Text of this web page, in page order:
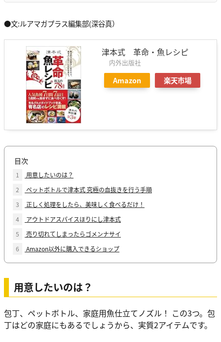
●文:ルアマガプラス編集部(深谷真）
津本式 革命・魚レシピ
内外出版社
Amazon 楽天市場
目次
1
用意したいのは？
2
ペットボトルで津本式 究極の血抜きを行う手順
3
正しく処理をしたら、美味しく食べるだけ！
4
アウトドアスパイスほりにし津本式
5
売り切れてしまったらゴメンナサイ
6
Amazon以外に購入できるショップ
用意したいのは？
包丁、ペットボトル、家庭用魚仕立てノズル！ この3つ。包
丁はどの家庭にもあるでしょうから、実質2アイテムです。